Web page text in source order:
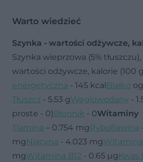
Warto wiedzieć
Szynka - wartości odżywcze,
Szynka wieprzowa (5%
wartości odżywcze, kalorie (100
energetyczna - 145 kcalBiałko
Tłuszcz - 5.53 gWęglowodany -
proste - 0)Błonnik - 0Witaminy
Tiamina – 0.754 mg Ryboflawina
mg Niacyna - 4.023 mg
mgWitamina B12 - 0.65 µg Kwas